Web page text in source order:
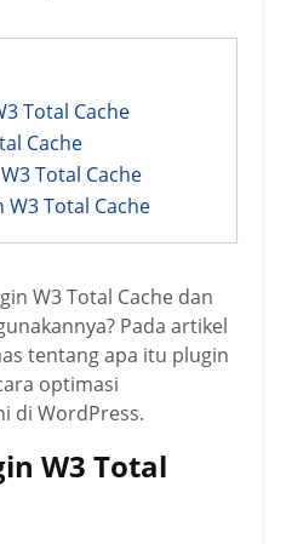
Total Cache
Cache
Total Cache
Total Cache
W3 Total Cache dan
Pada artikel
tentang apa itu plugin
optimasi
di WordPress.
W3 Total